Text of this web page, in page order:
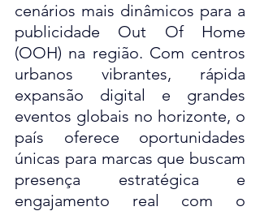
cenários mais dinâmicos para a
publicidade Out Of Home
(OOH) na região. Com centros
urbanos vibrantes, rápida
expansão digital e grandes
eventos globais no horizonte, o
país oferece oportunidades
únicas para marcas que buscam
presença estratégica e
engajamento real com o